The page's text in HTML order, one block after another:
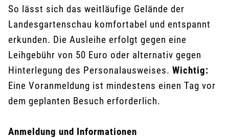
So lässt sich das weitläufige Gelände der
Landesgartenschau komfortabel und entspannt
erkunden. Die Ausleihe erfolgt gegen eine
Leihgebühr von 50 Euro oder alternativ gegen
Hinterlegung des Personalausweises. Wichtig:
Eine Voranmeldung ist mindestens einen Tag vor
dem geplanten Besuch erforderlich.
Anmeldung und Informationen